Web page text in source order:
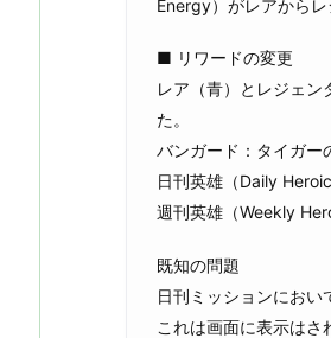
Energy）がレアから
■ リワードの変更
レア（青）とレジェ
た。
バンガード：タイガー
日刊英雄（Daily
週刊英雄（Weekly
既知の問題
日刊ミッションにお
これは画面に表示は